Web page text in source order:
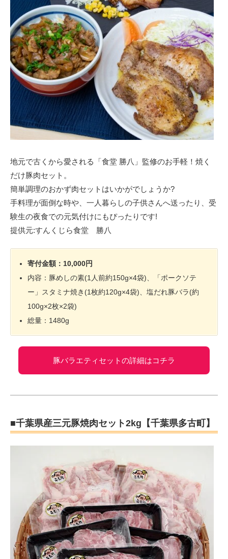
地元で古くから愛される「食堂 勝八」監修のお手軽！焼く
だけ豚肉セット。
簡単調理のおかず肉セットはいかがでしょうか?
手料理が面倒な時や、一人暮らしの子供さんへ送ったり、受
験生の夜食での元気付けにもぴったりです!
提供元:すんくじら食堂 勝八
寄付金額：10,000円
内容：豚めしの素(1人前約150g×4袋)、「ポークソテ
ー」スタミナ焼き(1枚約120g×4袋)、塩だれ豚バラ(約
100g×2枚×2袋)
総量：1480g
豚バラエティセットの詳細はコチラ
■千葉県産三元豚焼肉セット2kg【千葉県多古町】